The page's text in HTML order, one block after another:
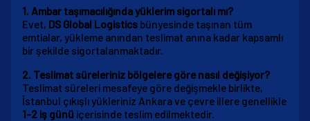
1. Ambar taşımacılığında yüklerim sigortalı mı?
Evet, DS Global Logisticsbünyesinde taşınan tüm
emtialar, yükleme anından teslimat anına kadar kapsamlı
bir şekilde sigortalanmaktadır.
2. Teslimat süreleriniz bölgelere göre nasıl değişiyor?
Teslimat süreleri mesafeye göre değişmekle birlikte,
İstanbul çıkışlı yükleriniz Ankara ve çevre illere genellikle
1-2 iş günü içerisinde teslim edilmektedir.